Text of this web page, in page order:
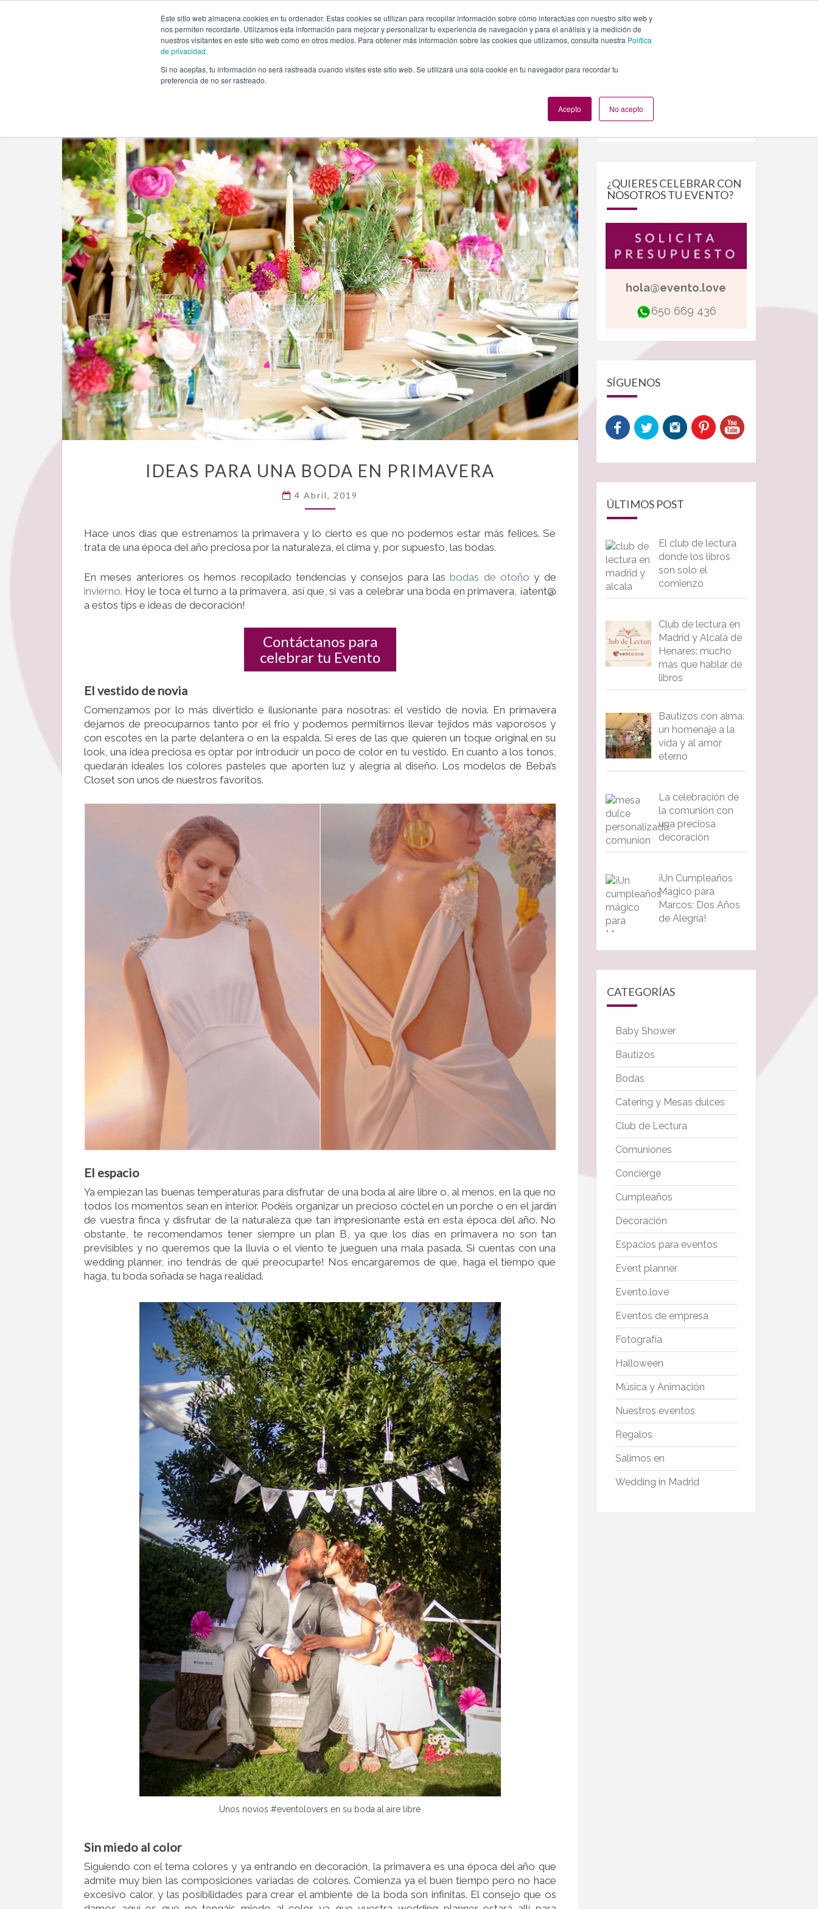
Este sitio web almacena cookies en tu ordenador. Estas cookies se utilizan para recopilar información sobre cómo interactúas con nuestro sitio web y
nos permiten recordarte. Utilizamos esta información para mejorar y personalizar tu experiencia de navegación y para el análisis y la medición de
nuestros visitantes en este sitio web como en otros medios. Para obtener más información sobre las cookies que utilizamos, consulta nuestra Política
de privacidad.
Si no aceptas, tu información no será rastreada cuando visites este sitio web. Se utilizará una sola cookie en tu navegador para recordar tu
preferencia de no ser rastreado.
Acepto No acepto
INICIO QUIÉNES SOMOS TE OFRECEMOS PLANES NUESTROS EVENTOS
Ideas para una boda en primavera
PARA
BODA
PRIMAVERA
IDEAS PARA UNA BODA EN PRIMAVERA
4 Abril, 2019
Hace unos días que estrenamos la primavera y lo cierto es que no podemos estar más felices. Se
trata de una época del año preciosa por la naturaleza, el clima y, por supuesto, las bodas.
En meses anteriores os hemos recopilado tendencias y consejos para lasbodas de otoño y de
invierno. Hoy le toca el turno a la primavera, así que, si vas a celebrar una boda en primavera, ¡atent@
a estos tips e ideas de decoración!
Contáctanos para
celebrar tu Evento
El vestido de novia
Comenzamos por lo más divertido e ilusionante para nosotras: el vestido de novia. En primavera
dejamos de preocuparnos tanto por el frío y podemos permitirnos llevar tejidos más vaporosos y
con escotes en la parte delantera o en la espalda. Si eres de las que quieren un toque original en su
look, una idea preciosa es optar por introducir un poco de color en tu vestido. En cuanto a los tonos,
quedarán ideales los colores pasteles que aporten luz y alegría al diseño. Los modelos de Beba’s
Closet son unos de nuestros favoritos.
El espacio
Ya empiezan las buenas temperaturas para disfrutar de una boda al aire libre o, al menos, en la que no
todos los momentos sean en interior. Podéis organizar un precioso cóctel en un porche o en el jardín
de vuestra finca y disfrutar de la naturaleza que tan impresionante está en esta época del año. No
obstante, te recomendamos tener siempre un plan B, ya que los días en primavera no son tan
previsibles y no queremos que la lluvia o el viento te jueguen una mala pasada. Si cuentas con una
wedding planner, ¡no tendrás de qué preocuparte! Nos encargaremos de que, haga el tiempo que
haga, tu boda soñada se haga realidad.
Unos novios #eventolovers en su boda al aire libre
Sin miedo al color
Siguiendo con el tema colores y ya entrando en decoración, la primavera es una época del año que
admite muy bien las composiciones variadas de colores. Comienza ya el buen tiempo pero no hace
excesivo calor, y las posibilidades para crear el ambiente de la boda son infinitas. El consejo que os
Buscar
¿QUIERES CELEBRAR CON
NOSOTROS TU EVENTO?
hola@evento.love
650 669 436
SÍGUENOS
ÚLTIMOS POST
El club de lectura
donde los libros
son solo el
comienzo
Club de lectura en
Madrid y Alcalá de
Henares: mucho
más que hablar de
libros
Bautizos con alma:
un homenaje a la
vida y al amor
eterno
La celebración de
la comunión con
una preciosa
decoración
¡Un Cumpleaños
Mágico para
Marcos: Dos Años
de Alegría!
CATEGORÍAS
Baby Shower
Bautizos
Bodas
Catering y Mesas dulces
Club de Lectura
Comuniones
Concierge
Cumpleaños
Decoración
Espacios para eventos
Event planner
Evento.love
Eventos de empresa
Fotografía
Halloween
Música y Animación
Nuestros eventos
Regalos
Salimos en
Wedding in Madrid